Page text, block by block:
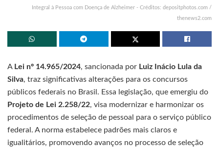
Integral à Pessoa com Doença de Alzheimer - Créditos: depositphotos.com /
thenews2.com
A Lei nº 14.965/2024, sancionada por Luiz Inácio Lula da
Silva, traz significativas alterações para os concursos
públicos federais no Brasil. Essa legislação, que emergiu do
Projeto de Lei 2.258/22, visa modernizar e harmonizar os
procedimentos de seleção de pessoal para o serviço público
federal. A norma estabelece padrões mais claros e
igualitários, promovendo avanços no processo de seleção